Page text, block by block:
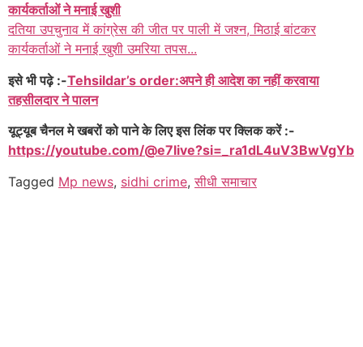
कार्यकर्ताओं ने मनाई खुशी
दतिया उपचुनाव में कांग्रेस की जीत पर पाली में जश्न, मिठाई बांटकर
कार्यकर्ताओं ने मनाई खुशी उमरिया तपस...
इसे भी पढ़े :-Tehsildar’s order:अपने ही आदेश का नहीं करवाया
तहसीलदार ने पालन
यूट्यूब चैनल मे खबरों को पाने के लिए इस लिंक पर क्लिक करें :-
https://youtube.com/@e7live?si=_ra1dL4uV3BwVgYb
Tagged Mp news, sidhi crime,सीधी समाचार